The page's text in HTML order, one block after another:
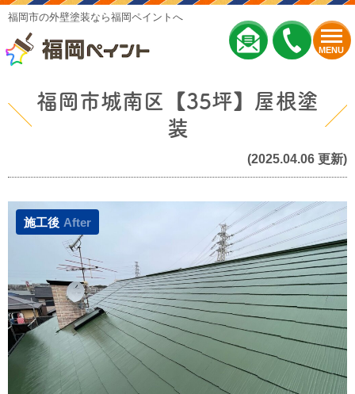
MENU
福岡市の外壁塗装なら福岡ペイントへ
福岡市城南区【35坪】屋根塗
装
(2025.04.06 更新)
施工後 After